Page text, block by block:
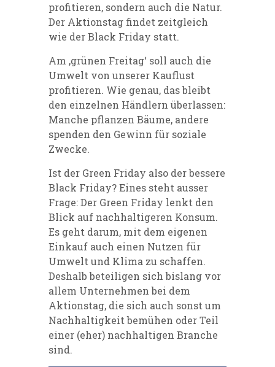
profitieren, sondern auch die Natur.
Der Aktionstag findet zeitgleich
wie der Black Friday statt.
Am ‚grünen Freitag‘ soll auch die
Umwelt von unserer Kauflust
profitieren. Wie genau, das bleibt
den einzelnen Händlern überlassen:
Manche pflanzen Bäume, andere
spenden den Gewinn für soziale
Zwecke.
Ist der Green Friday also der bessere
Black Friday? Eines steht ausser
Frage: Der Green Friday lenkt den
Blick auf nachhaltigeren Konsum.
Es geht darum, mit dem eigenen
Einkauf auch einen Nutzen für
Umwelt und Klima zu schaffen.
Deshalb beteiligen sich bislang vor
allem Unternehmen bei dem
Aktionstag, die sich auch sonst um
Nachhaltigkeit bemühen oder Teil
einer (eher) nachhaltigen Branche
sind.